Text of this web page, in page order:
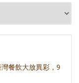
餐飲大放異彩，9